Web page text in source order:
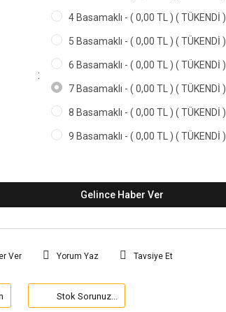
4 Basamaklı - ( 0,00 TL ) ( TÜKENDİ )
5 Basamaklı - ( 0,00 TL ) ( TÜKENDİ )
6 Basamaklı - ( 0,00 TL ) ( TÜKENDİ )
7 Basamaklı - ( 0,00 TL ) ( TÜKENDİ )
8 Basamaklı - ( 0,00 TL ) ( TÜKENDİ )
9 Basamaklı - ( 0,00 TL ) ( TÜKENDİ )
Gelince Haber Ver
Ver Yorum Yaz Tavsiye Et
Stok Sorunuz...